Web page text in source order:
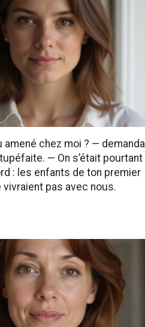
amené chez moi ? — demanda
— On s’était pourtant
: les enfants de ton premier
vivraient pas avec nous.